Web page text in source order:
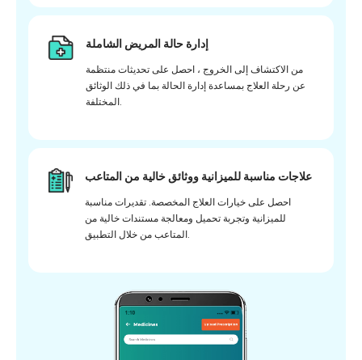
إدارة حالة المريض الشاملة
من الاكتشاف إلى الخروج ، احصل على تحديثات منتظمة
عن رحلة العلاج بمساعدة إدارة الحالة بما في ذلك الوثائق
المختلفة.
علاجات مناسبة للميزانية ووثائق خالية من المتاعب
احصل على خيارات العلاج المخصصة. تقديرات مناسبة
للميزانية وتجربة تحميل ومعالجة مستندات خالية من
المتاعب من خلال التطبيق.